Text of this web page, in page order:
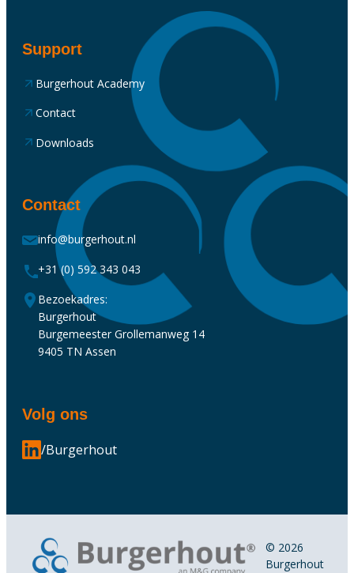
Support
Burgerhout Academy
Contact
Downloads
Contact
info@burgerhout.nl
+31 (0) 592 343 043
Bezoekadres:
Burgerhout
Burgemeester Grollemanweg 14
9405 TN Assen
Volg ons
/Burgerhout
© 2026
Burgerhout